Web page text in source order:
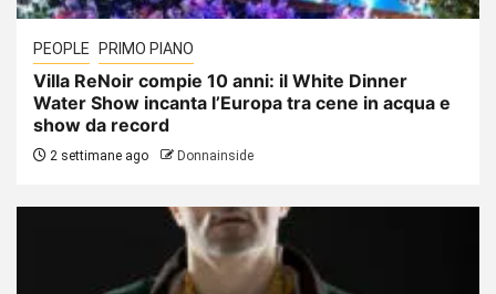
PEOPLE PRIMO PIANO
Villa ReNoir compie 10 anni: il White Dinner
Water Show incanta l’Europa tra cene in acqua e
show da record
2 settimane ago Donnainside